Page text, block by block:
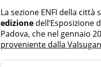
La sezione ENFI della città
edizione dell’Esposizione
Padova, che nel gennaio
proveniente dalla